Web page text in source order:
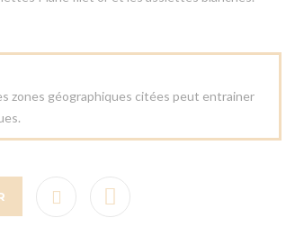
zones géographiques citées peut entrainer